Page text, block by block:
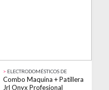
> ELECTRODOMÉSTICOS DE
BELLEZA
Combo Maquina + Patillera
Jrl Onyx Profesional